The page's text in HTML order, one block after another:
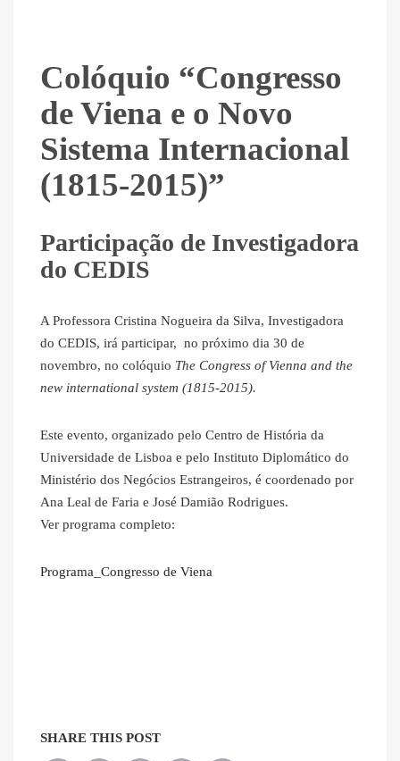
Colóquio “Congresso
de Viena e o Novo
Sistema Internacional
(1815-2015)”
Participação de Investigadora
do CEDIS
A Professora Cristina Nogueira da Silva, Investigadora
do CEDIS, irá participar, no próximo dia 30 de
novembro, no colóquio The Congress of Vienna and the
new international system (1815-2015).
Este evento, organizado pelo Centro de História da
Universidade de Lisboa e pelo Instituto Diplomático do
Ministério dos Negócios Estrangeiros, é coordenado por
Ana Leal de Faria e José Damião Rodrigues.
Ver programa completo:
Programa_Congresso de Viena
SHARE THIS POST